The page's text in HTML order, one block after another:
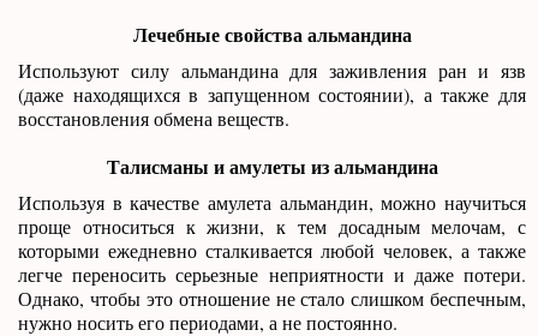
Лечебные свойства альмандина
Используют силу альмандина для заживления ран и язв
(даже находящихся в запущенном состоянии), а также для
восстановления обмена веществ.
Талисманы и амулеты из альмандина
Используя в качестве амулета альмандин, можно научиться
проще относиться к жизни, к тем досадным мелочам, с
которыми ежедневно сталкивается любой человек, а также
легче переносить серьезные неприятности и даже потери.
Однако, чтобы это отношение не стало слишком беспечным,
нужно носить его периодами, а не постоянно.